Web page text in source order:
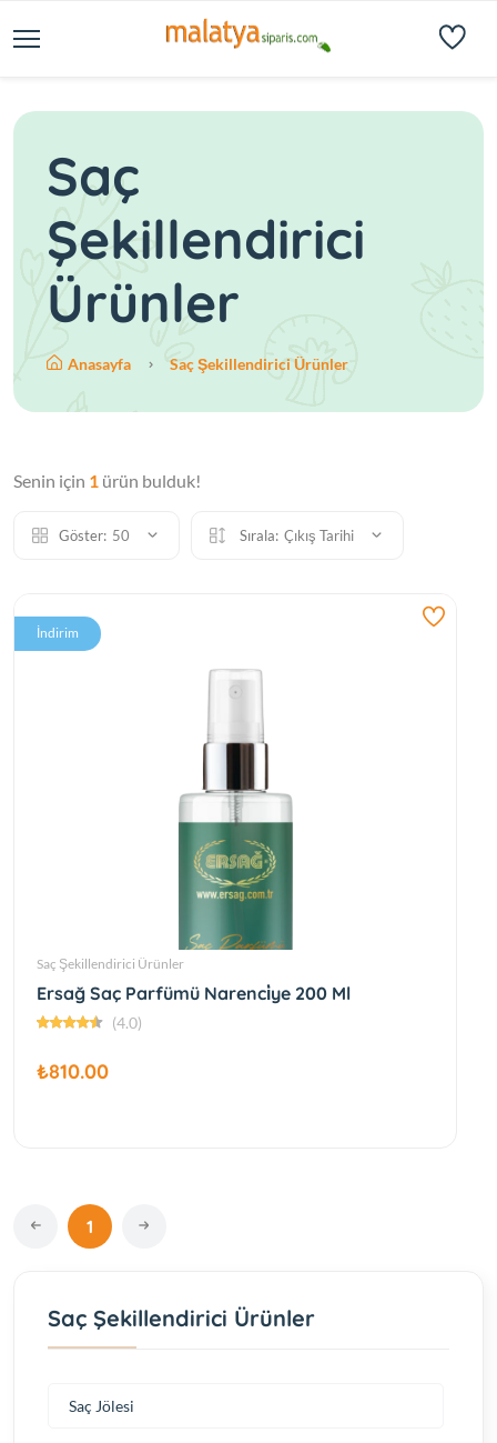
Saç
Şekillendirici
Ürünler
Anasayfa Saç Şekillendirici Ürünler
Senin için 1 ürün bulduk!
Göster: 50 Sırala: Çıkış Tarihi
İndirim
Saç Şekillendirici Ürünler
Ersağ Saç Parfümü Narenci̇ye 200 Ml
(4.0)
₺810.00
1
Saç Şekillendirici Ürünler
Saç Jölesi